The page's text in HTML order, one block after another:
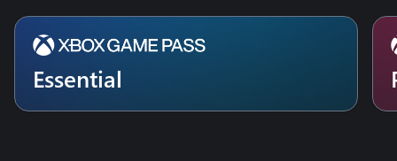
Essential